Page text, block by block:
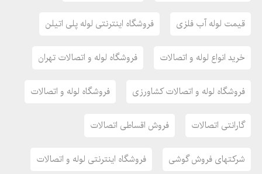
لوله های آتشخوار
لوله های داربستی
لوله های مبلی
اتصالات جوشی درز دار
اتصالات جوشی مانسمان
قیمت لوله آب فلزی فروشگاه اینترنتی لوله پلی اتیلن
خرید انواع لوله و اتصالات فروشگاه لوله و اتصالات تهران
فروشگاه لوله و اتصالات کشاورزی فروشگاه لوله و اتصالات
گارانتی اتصالات فروش اقساطی اتصالات
شرکتهای فروش گوشی فروشگاه اینترنتی لوله و اتصالات